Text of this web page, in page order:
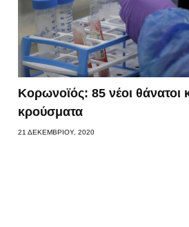
Κορωνοϊός: 85 νέοι θάνατοι
κρούσματα
21 ΔΕΚΕΜΒΡΊΟΥ, 2020